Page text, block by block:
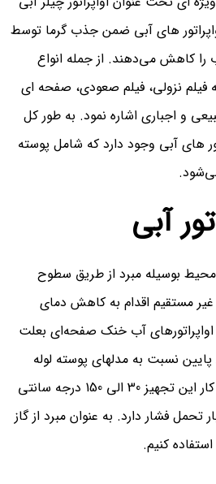
های آبی ضمن جذب گرما توسط
را کاهش می‌دهند. از جمله انواع
فیلم نزولی، فیلم صعودی، صفحه ای
و اجباری اشاره نمود. به طور کل
های آبی وجود دارد که شامل پوسته
آبی
بوسیله مبرد از طریق سطوح
مستقیم اقدام به کاهش دمای
آب خنک صفحه‌ای بعلت
نسبت به مدلهای پوسته لوله
راندمان بالاتری دارد. دمای کار این تجهیز 30 الی 150 درجه سانتی
است. همچنین تا 30 بار تحمل فشار دارد. به عنوان مبرد از گاز